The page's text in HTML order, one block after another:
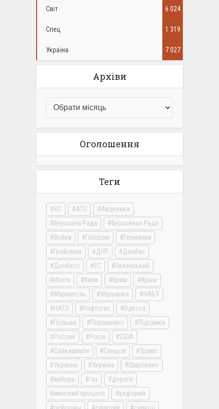
Світ 6 024
Спец 1 319
Україна 7 027
Архіви
Оголошення
Теги
ЄС АТО
Авдеевка
Верховна Рада
Верховная Рада
Война
Газпром
Германия
Гройсман
ДНР
Донбас
Донбасс
ЕС
Зеленський
Итоги
Киев Крим
Крым
Мариуполь
Марьинка
НАБУ
НАТО
Нафтогаз
Одесса
Польша
Порошенко
Підсумки
Россия
Росія
США
Саакашвили
Сенцов
Трамп
Украина
Україна
Широкино
вибори
газ
дороги
минский процесс
реформи